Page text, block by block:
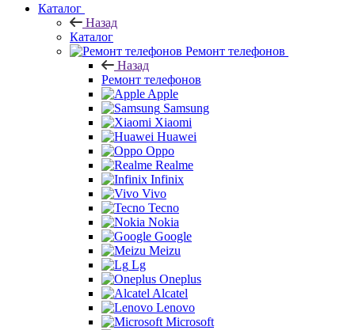
Каталог
Назад
Каталог
Ремонт телефонов
Назад
Ремонт телефонов
Apple
Samsung
Xiaomi
Huawei
Oppo
Realme
Infinix
Vivo
Tecno
Nokia
Google
Meizu
Lg
Oneplus
Alcatel
Lenovo
Microsoft